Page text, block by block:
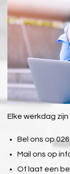
Elke werkdag
Bel ons op
Mail ons op
Of laat een